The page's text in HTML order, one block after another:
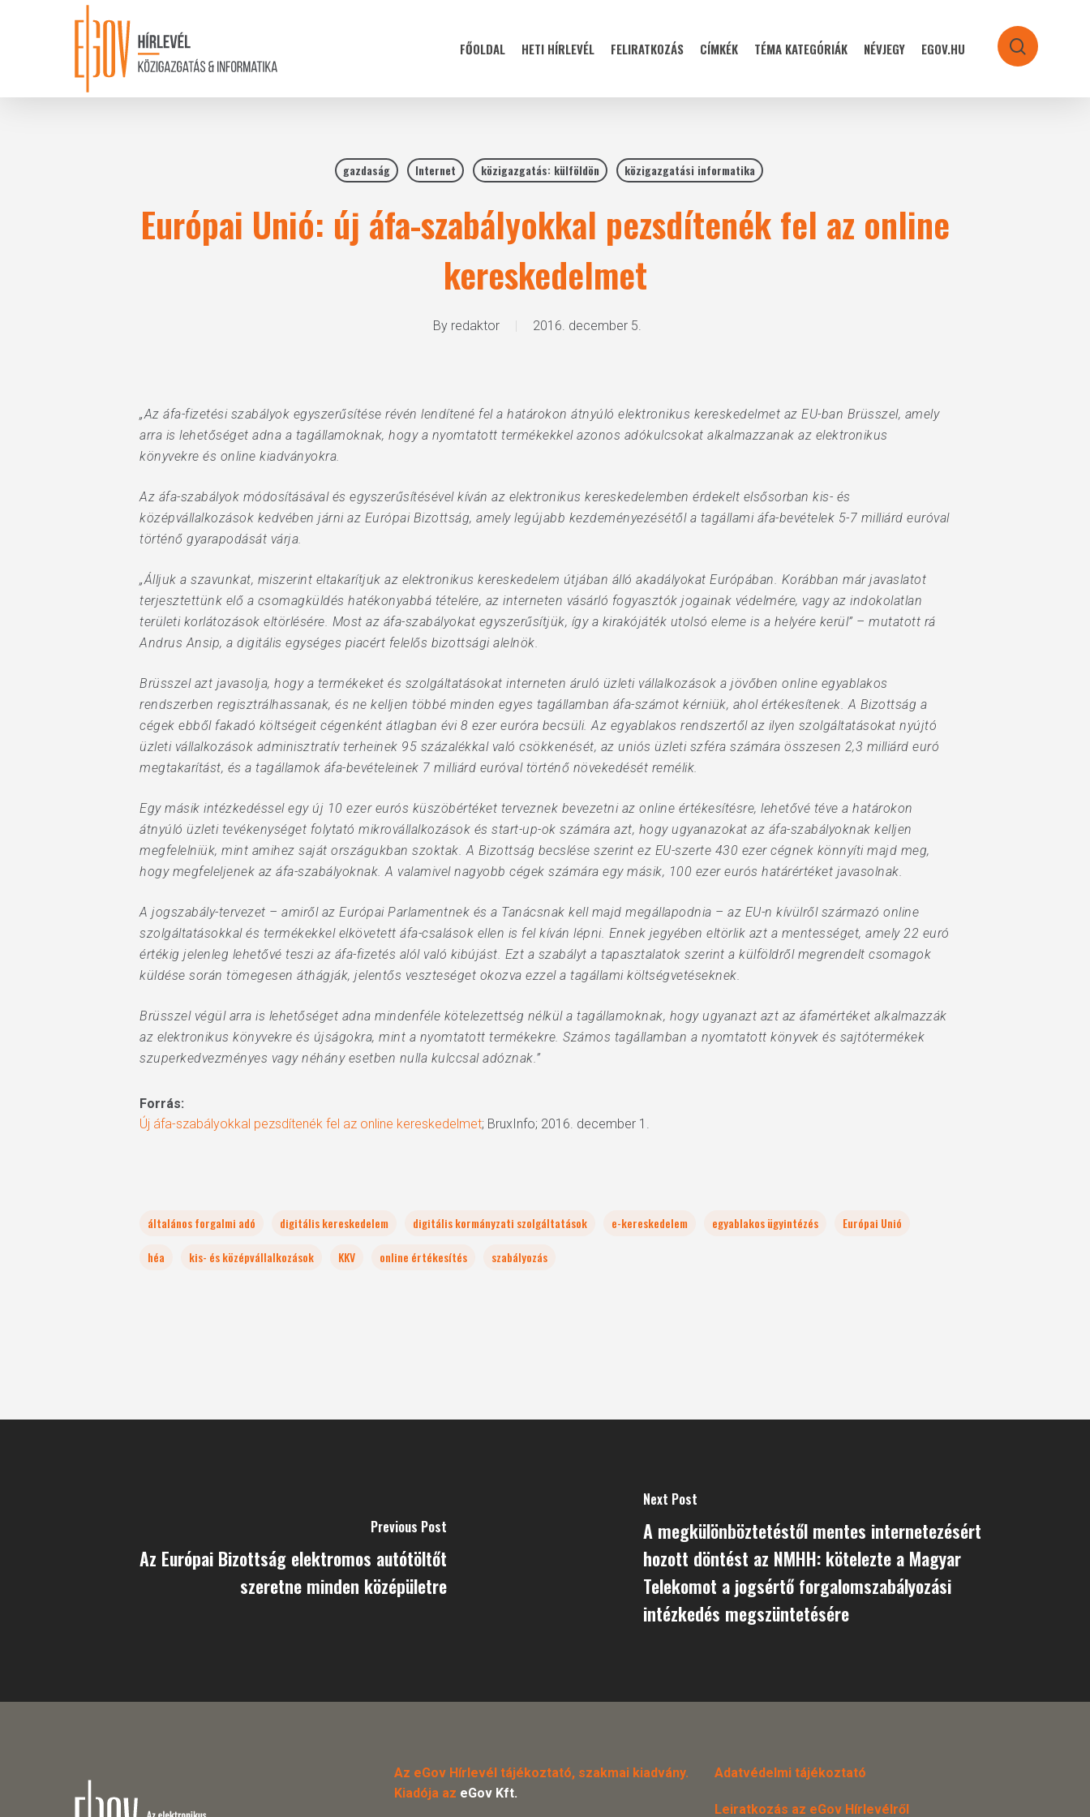
FŐOLDAL HETI HÍRLEVÉL FELIRATKOZÁS CÍMKÉK TÉMA KATEGÓRIÁK NÉVJEGY EGOV.HU search
gazdaság Internet közigazgatás: külföldön közigazgatási informatika
Európai Unió: új áfa-szabályokkal pezsdítenék fel az online
kereskedelmet
By redaktor 2016. december 5.
„Az áfa-fizetési szabályok egyszerűsítése révén lendítené fel a határokon átnyúló elektronikus kereskedelmet az EU-ban Brüsszel, amely
arra is lehetőséget adna a tagállamoknak, hogy a nyomtatott termékekkel azonos adókulcsokat alkalmazzanak az elektronikus
könyvekre és online kiadványokra.
Az áfa-szabályok módosításával és egyszerűsítésével kíván az elektronikus kereskedelemben érdekelt elsősorban kis- és
középvállalkozások kedvében járni az Európai Bizottság, amely legújabb kezdeményezésétől a tagállami áfa-bevételek 5-7 milliárd euróval
történő gyarapodását várja.
„Álljuk a szavunkat, miszerint eltakarítjuk az elektronikus kereskedelem útjában álló akadályokat Európában. Korábban már javaslatot
terjesztettünk elő a csomagküldés hatékonyabbá tételére, az interneten vásárló fogyasztók jogainak védelmére, vagy az indokolatlan
területi korlátozások eltörlésére. Most az áfa-szabályokat egyszerűsítjük, így a kirakójáték utolsó eleme is a helyére kerül” – mutatott rá
Andrus Ansip, a digitális egységes piacért felelős bizottsági alelnök.
Brüsszel azt javasolja, hogy a termékeket és szolgáltatásokat interneten áruló üzleti vállalkozások a jövőben online egyablakos
rendszerben regisztrálhassanak, és ne kelljen többé minden egyes tagállamban áfa-számot kérniük, ahol értékesítenek. A Bizottság a
cégek ebből fakadó költségeit cégenként átlagban évi 8 ezer euróra becsüli. Az egyablakos rendszertől az ilyen szolgáltatásokat nyújtó
üzleti vállalkozások adminisztratív terheinek 95 százalékkal való csökkenését, az uniós üzleti szféra számára összesen 2,3 milliárd euró
megtakarítást, és a tagállamok áfa-bevételeinek 7 milliárd euróval történő növekedését remélik.
Egy másik intézkedéssel egy új 10 ezer eurós küszöbértéket terveznek bevezetni az online értékesítésre, lehetővé téve a határokon
átnyúló üzleti tevékenységet folytató mikrovállalkozások és start-up-ok számára azt, hogy ugyanazokat az áfa-szabályoknak kelljen
megfelelniük, mint amihez saját országukban szoktak. A Bizottság becslése szerint ez EU-szerte 430 ezer cégnek könnyíti majd meg,
hogy megfeleljenek az áfa-szabályoknak. A valamivel nagyobb cégek számára egy másik, 100 ezer eurós határértéket javasolnak.
A jogszabály-tervezet – amiről az Európai Parlamentnek és a Tanácsnak kell majd megállapodnia – az EU-n kívülről származó online
szolgáltatásokkal és termékekkel elkövetett áfa-csalások ellen is fel kíván lépni. Ennek jegyében eltörlik azt a mentességet, amely 22 euró
értékig jelenleg lehetővé teszi az áfa-fizetés alól való kibújást. Ezt a szabályt a tapasztalatok szerint a külföldről megrendelt csomagok
küldése során tömegesen áthágják, jelentős veszteséget okozva ezzel a tagállami költségvetéseknek.
Brüsszel végül arra is lehetőséget adna mindenféle kötelezettség nélkül a tagállamoknak, hogy ugyanazt azt az áfamértéket alkalmazzák
az elektronikus könyvekre és újságokra, mint a nyomtatott termékekre. Számos tagállamban a nyomtatott könyvek és sajtótermékek
szuperkedvezményes vagy néhány esetben nulla kulccsal adóznak.”
Forrás:
Új áfa-szabályokkal pezsdítenék fel az online kereskedelmet; BruxInfo; 2016. december 1.
általános forgalmi adó digitális kereskedelem digitális kormányzati szolgáltatások e-kereskedelem egyablakos ügyintézés
Európai Unió
héa
kis- és középvállalkozások KKV online értékesítés szabályozás
Previous Post
Az Európai Bizottság elektromos autótöltőt
szeretne minden középületre
Next Post
A megkülönböztetéstől mentes internetezésért
hozott döntést az NMHH: kötelezte a Magyar
Telekomot a jogsértő forgalomszabályozási
intézkedés megszüntetésére
Az eGov Hírlevél tájékoztató, szakmai kiadvány.
Kiadója az eGov Kft.
Adatvédelmi tájékoztató
Leiratkozás az eGov Hírlevélről